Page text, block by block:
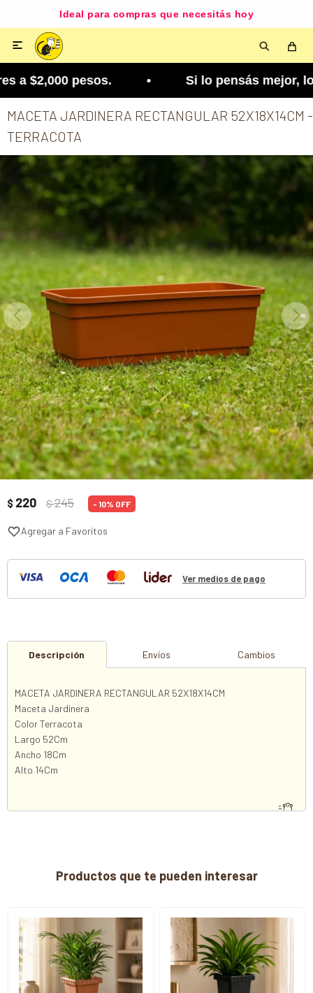
Ideal para compras que necesitás hoy

a $2,000 pesos. • Si lo pensás mejor, lo
MACETA JARDINERA RECTANGULAR 52X18X14CM -
TERRACOTA
$ 220 $245 10
Ver medios de pago
Descripción Envíos Cambios
MACETA JARDINERA RECTANGULAR 52X18X14CM
Maceta Jardinera
Color Terracota
Largo 52Cm
Ancho 18Cm
Alto 14Cm
Productos que te pueden interesar